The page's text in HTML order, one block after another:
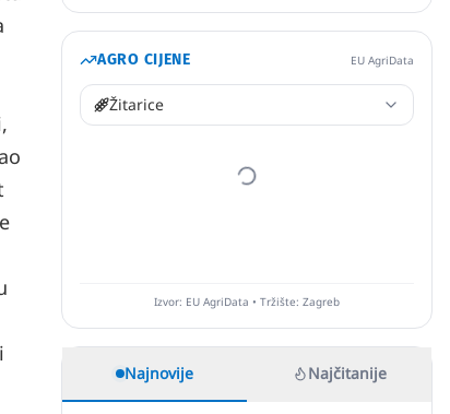
AGRO CIJENE EU AgriData
Žitarice
Izvor: EU AgriData • Tržište: Zagreb
Najnovije Najčitanije